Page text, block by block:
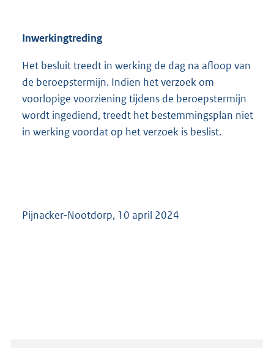
Inwerkingtreding
Het besluit treedt in werking de dag na afloop van
de beroepstermijn. Indien het verzoek om
voorlopige voorziening tijdens de beroepstermijn
wordt ingediend, treedt het bestemmingsplan niet
in werking voordat op het verzoek is beslist.
Pijnacker-Nootdorp, 10 april 2024